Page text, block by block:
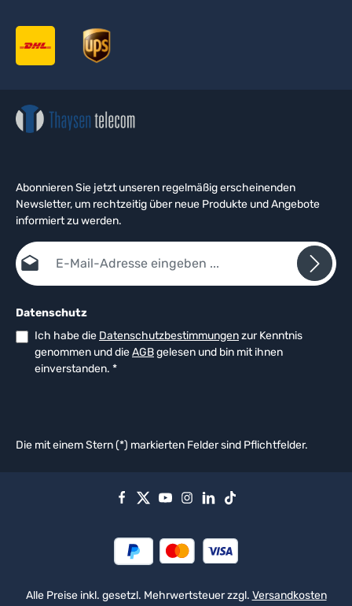
Abonnieren Sie jetzt unseren regelmäßig erscheinenden
Newsletter, um rechtzeitig über neue Produkte und Angebote
informiert zu werden.
E-Mail-Adresse*
Datenschutz
Ich habe die Datenschutzbestimmungenzur Kenntnis
genommen und dieAGBgelesen und bin mit ihnen
einverstanden. *
Die mit einem Stern (*) markierten Felder sind Pflichtfelder.
Alle Preise inkl. gesetzl. Mehrwertsteuer zzgl. Versandkosten